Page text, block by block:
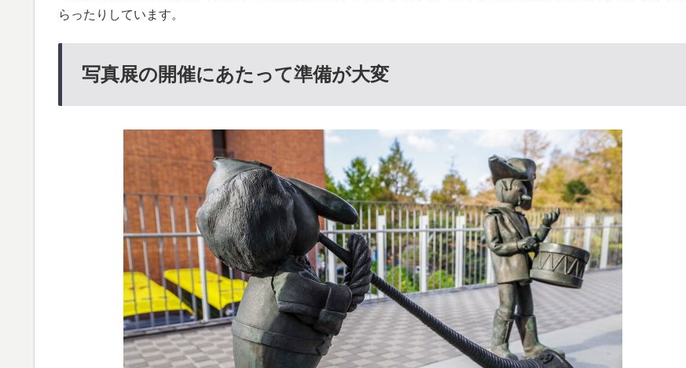
らったりしています。
写真展の開催にあたって準備が大変